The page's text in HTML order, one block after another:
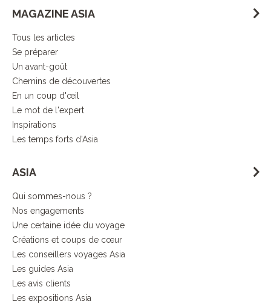
MAGAZINE ASIA
Tous les articles
Se préparer
Un avant-goût
Chemins de découvertes
En un coup d'œil
Le mot de l'expert
Inspirations
Les temps forts d'Asia
ASIA
Qui sommes-nous ?
Nos engagements
Une certaine idée du voyage
Créations et coups de cœur
Les conseillers voyages Asia
Les guides Asia
Les avis clients
Les expositions Asia